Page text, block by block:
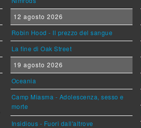
12 agosto 2026
Robin Hood - Il prezzo del sangue
La fine di Oak Street
19 agosto 2026
Oceania
Camp Miasma - Adolescenza, sesso e
morte
Insidious - Fuori dall'altrove